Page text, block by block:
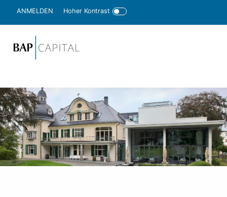
ANMELDEN Hoher Kontrast